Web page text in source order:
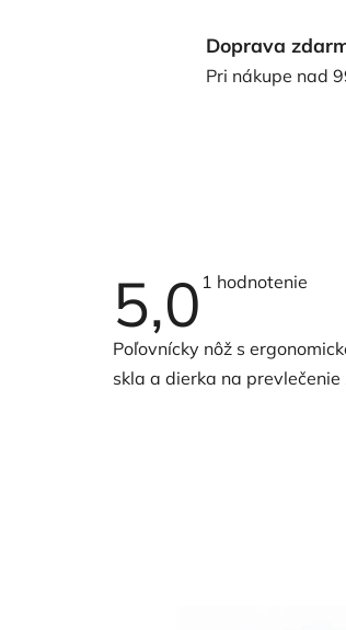
Doprava
Pri nákupe nad
5,0 Priemerné
5,0
5
1 hodnotenie
Poľovnícky nôž s
skla a dierka na prevlečenie